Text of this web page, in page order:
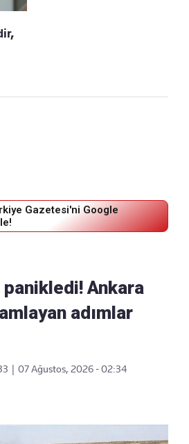
Gazetesi'ni Google
Ankara
adımlar
07 Ağustos, 2026 - 02:34